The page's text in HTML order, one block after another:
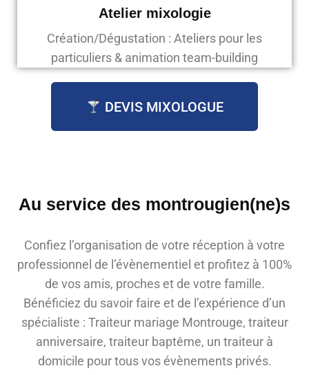
Atelier mixologie
Création/Dégustation : Ateliers pour les
particuliers & animation team-building
DEVIS MIXOLOGUE
Au service des montrougien(ne)s
Confiez l’organisation de votre réception à votre
professionnel de l’évènementiel et profitez à 100%
de vos amis, proches et de votre famille.
Bénéficiez du savoir faire et de l’expérience d’un
spécialiste : Traiteur mariage Montrouge, traiteur
anniversaire, traiteur baptême, un traiteur à
domicile pour tous vos évènements privés.